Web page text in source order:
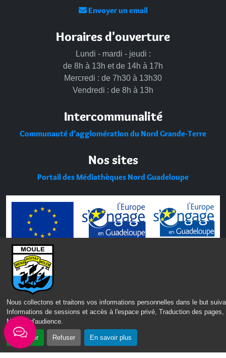
Nous collectons et traitons vos informations personnelles dans le but
Informations de sessions et accès à l'espace privé, Traduction des pages,
Mesure d'audience.
Accepter Refuser En savoir plus
Envoyer un email
Horaires d'ouverture
Lundi - mardi - jeudi :
de 8h à 13h et de 14h à 17h
Mercredi : de 7h30 à 13h30
Vendredi : de 8h à 13h
Intercommunalité
Communauté d’agglomération du Nord Grande-Terre
Nos sites
Portail des Médiathèques Nord Guadeloupe
CONTACT MENTIONS LÉGALES POLITIQUE DE CONFIDENTIALITÉ